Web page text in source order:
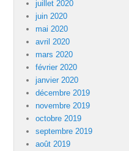
juillet 2020
juin 2020
mai 2020
avril 2020
mars 2020
février 2020
janvier 2020
décembre 2019
novembre 2019
octobre 2019
septembre 2019
août 2019